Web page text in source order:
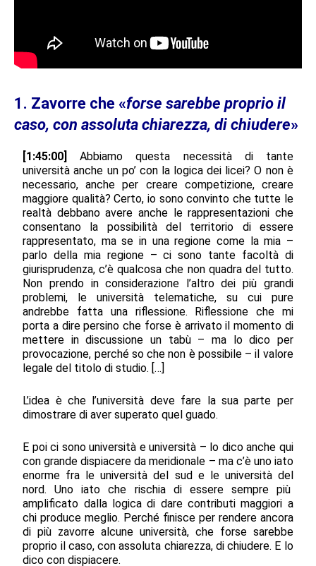
1. Zavorre che «forse sarebbe proprio il
caso, con assoluta chiarezza, di chiudere»
[1:45:00]
Abbiamo questa necessità di tante
università anche un po’ con la logica dei licei? O non è
necessario, anche per creare competizione, creare
maggiore qualità? Certo, io sono convinto che tutte le
realtà debbano avere anche le rappresentazioni che
consentano la possibilità del territorio di essere
rappresentato, ma se in una regione come la mia –
parlo della mia regione – ci sono tante facoltà di
giurisprudenza, c’è qualcosa che non quadra del tutto.
Non prendo in considerazione l’altro dei più grandi
problemi, le università telematiche, su cui pure
andrebbe fatta una riflessione. Riflessione che mi
porta a dire persino che forse è arrivato il momento di
mettere in discussione un tabù – ma lo dico per
provocazione, perché so che non è possibile – il valore
legale del titolo di studio. […]
L’idea è che l’università deve fare la sua parte per
dimostrare di aver superato quel guado.
E poi ci sono università e università – lo dico anche qui
con grande dispiacere da meridionale – ma c’è uno iato
enorme fra le università del sud e le università del
nord. Uno iato che rischia di essere sempre più
amplificato dalla logica di dare contributi maggiori a
chi produce meglio. Perché finisce per rendere ancora
di più zavorre alcune università, che forse sarebbe
proprio il caso, con assoluta chiarezza, di chiudere. E lo
dico con dispiacere.